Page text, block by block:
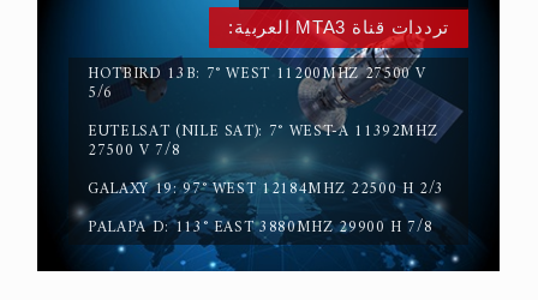
حقيقة المسيح الدجال
ترددات قناة MTA3 العربية:
HOTBIRD 13B: 7° WEST 11200MHZ 27500 V
5/6
EUTELSAT (NILE SAT): 7° WEST-A 11392MHZ
27500 V 7/8
GALAXY 19: 97° WEST 12184MHZ 22500 H 2/3
PALAPA D: 113° EAST 3880MHZ 29900 H 7/8